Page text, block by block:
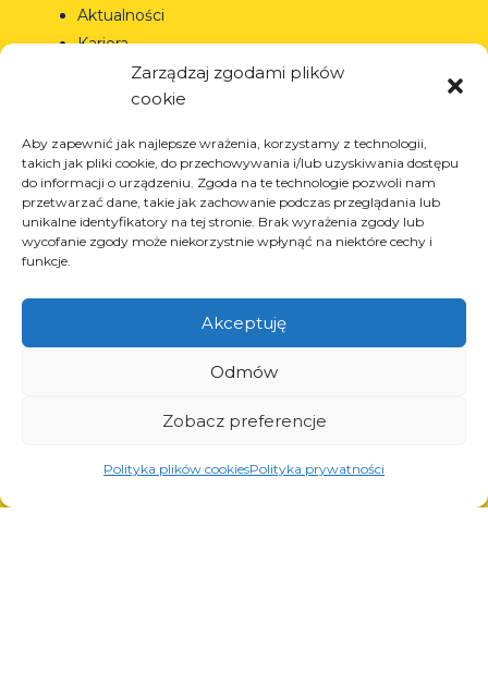
Zarządzaj zgodami plików
cookie
Aby zapewnić jak najlepsze wrażenia, korzystamy z technologii,
takich jak pliki cookie, do przechowywania i/lub uzyskiwania dostępu
do informacji o urządzeniu. Zgoda na te technologie pozwoli nam
przetwarzać dane, takie jak zachowanie podczas przeglądania lub
unikalne identyfikatory na tej stronie. Brak wyrażenia zgody lub
wycofanie zgody może niekorzystnie wpłynąć na niektóre cechy i
funkcje.
Akceptuję
Odmów
Zobacz preferencje
Polityka plików cookiesPolityka prywatności
Aktualności
Kariera
Projekty unijne
Kontakt
Produkty
Rozwiązania dla przemysłu oponiarskiego
Rozwiązania dla transportu i logistyki
Rozwiązania dla przemysłu motoryzacyjnego